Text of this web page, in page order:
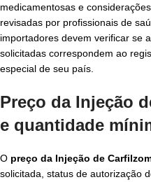
medicamentosas e
revisadas por profissionais de
importadores devem verificar se
solicitadas correspondem ao
especial de seu país.
Preço da Injeção
e quantidade
O preço da Injeção de
solicitada, status de autorização